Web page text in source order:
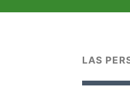
LAS